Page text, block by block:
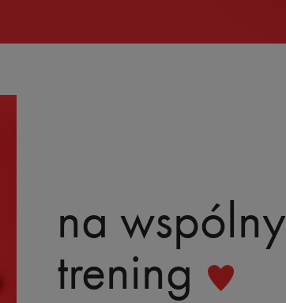
na wspólny
trening